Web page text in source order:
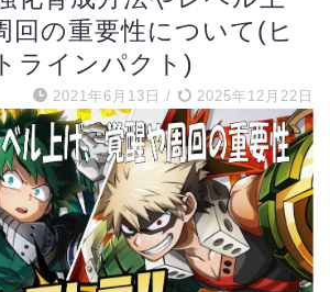
回の重要性について(ヒ
ラインパクト)
2021年6月13日 / 2025年12月22日